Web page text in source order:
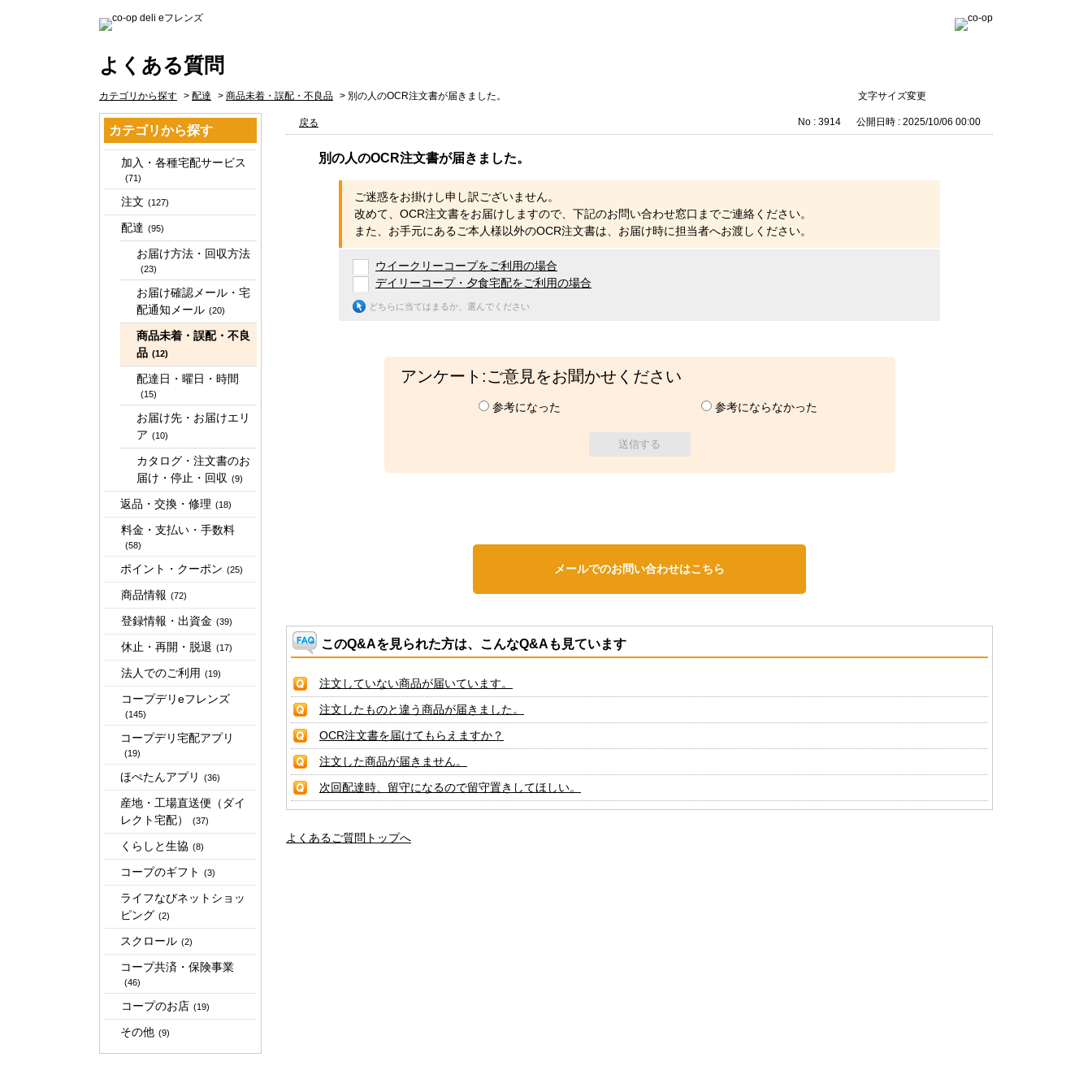
よくある質問
文字サイズ変更
カテゴリから探す > 配達 > 商品未着・誤配・不良品 > 別の人のOCR注文書が届きました。
カテゴリから探す
加入・各種宅配サービス
(71)
注文 (127)
配達 (95)
お届け方法・回収方法
(23)
お届け確認メール・宅
配通知メール (20)
商品未着・誤配・不良
品 (12)
配達日・曜日・時間
(15)
お届け先・お届けエリ
ア (10)
カタログ・注文書のお
届け・停止・回収 (9)
返品・交換・修理 (18)
料金・支払い・手数料
(58)
ポイント・クーポン (25)
商品情報 (72)
登録情報・出資金 (39)
休止・再開・脱退 (17)
法人でのご利用 (19)
コープデリeフレンズ
(145)
コープデリ宅配アプリ
(19)
ほぺたんアプリ (36)
産地・工場直送便（ダイ
レクト宅配）
(37)
くらしと生協 (8)
コープのギフト (3)
ライフなびネットショッ
ピング (2)
スクロール (2)
コープ共済・保険事業
(46)
コープのお店 (19)
その他 (9)
戻る No : 3914 公開日時 : 2025/10/06 00:00
別の人のOCR注文書が届きました。
ご迷惑をお掛けし申し訳ございません。
改めて、OCR注文書をお届けしますので、下記のお問い合わせ窓口までご連絡ください。
また、お手元にあるご本人様以外のOCR注文書は、お届け時に担当者へお渡しください。
ウイークリーコープをご利用の場合
デイリーコープ・夕食宅配をご利用の場合
どちらに当てはまるか、選んでください
アンケート:ご意見をお聞かせください
参考になった 参考にならなかった
メールでのお問い合わせはこちら
このQ&Aを見られた方は、こんなQ&Aも見ています
注文していない商品が届いています。
注文したものと違う商品が届きました。
OCR注文書を届けてもらえますか？
注文した商品が届きません。
次回配達時、留守になるので留守置きしてほしい。
よくあるご質問トップへ